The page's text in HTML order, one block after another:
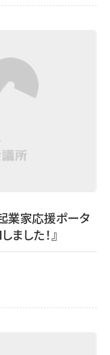
業家応援ポータ
ました！』